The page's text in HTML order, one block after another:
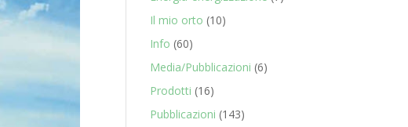
Il mio orto (10)
Info (60)
Media/Pubblicazioni (6)
Prodotti (16)
Pubblicazioni (143)